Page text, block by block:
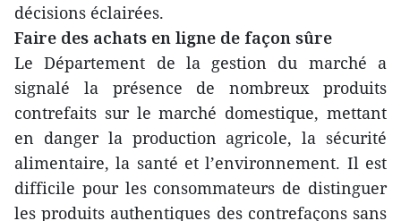
décisions éclairées.
Faire des achats en ligne de façon sûre
Le Département de la gestion du marché a
signalé la présence de nombreux produits
contrefaits sur le marché domestique, mettant
en danger la production agricole, la sécurité
alimentaire, la santé et l’environnement. Il est
difficile pour les consommateurs de distinguer
les produits authentiques des contrefaçons sans